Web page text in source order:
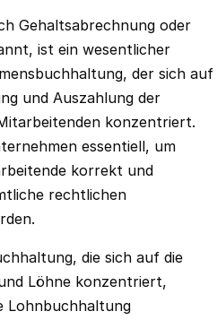
Gehaltsabrechnung oder
ist ein wesentlicher
der sich auf
und Auszahlung der
konzentriert.
essentiell, um
korrekt und
rechtlichen
die sich auf die
Löhne konzentriert,
Lohnbuchhaltung